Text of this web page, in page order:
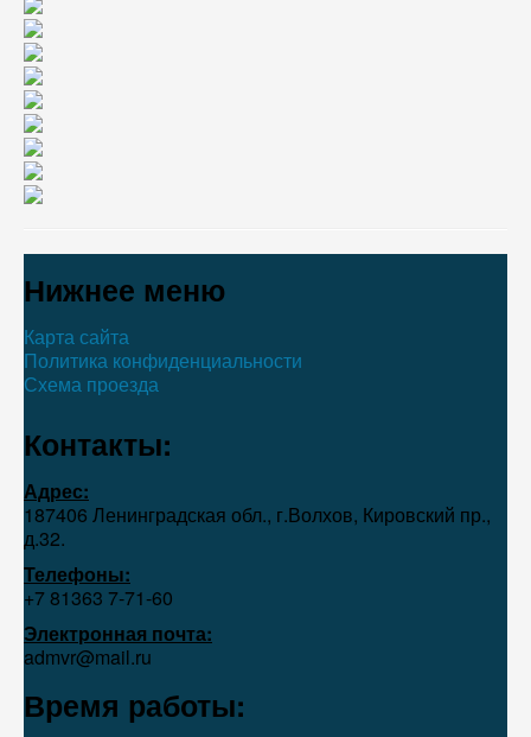
Нижнее меню
Карта сайта
Политика конфиденциальности
Схема проезда
Контакты:
Адрес:
187406 Ленинградская обл., г.Волхов, Кировский пр.,
д.32.
Телефоны:
+7 81363 7‑71-60
Электронная почта:
admvr@mail.ru
Время работы: